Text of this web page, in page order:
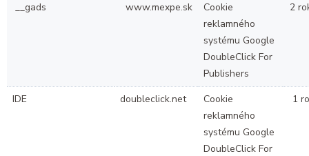
__gads www.mexpe.sk
Cookie
reklamného
systému Google
DoubleClick For
Publishers
2
IDE doubleclick.net
Cookie
reklamného
systému Google
DoubleClick For
1